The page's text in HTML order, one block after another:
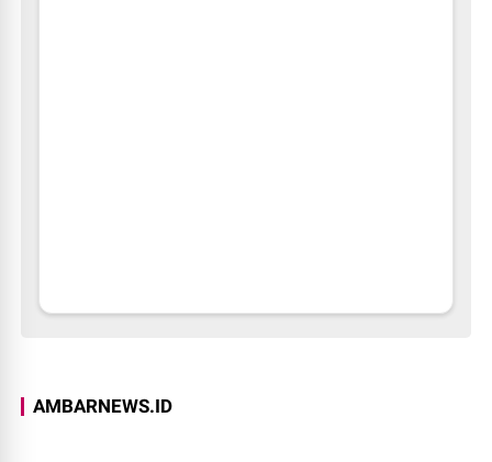
AMBARNEWS.ID